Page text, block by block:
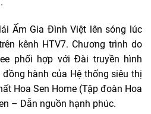
Ấm Gia Đình Việt lên sóng lúc
kênh HTV7. Chương trình do
phối hợp với Đài truyền hình
hành của Hệ thống siêu thị
Hoa Sen Home (Tập đoàn Hoa
– Dẫn nguồn hạnh phúc.